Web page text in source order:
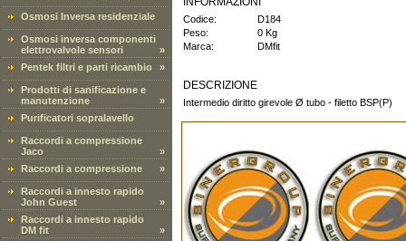
Osmosi Inversa residenziale
Osmosi inversa componenti
elettrovalvole sensori
»
Pentek filtri e parti ricambio
»
Prodotti di sanificazione e
manutenzione
»
Purificatori sopralavello
Raccordi a compressione
Jaco
»
Raccordi a compressione
»
Raccordi a innesto rapido
John Guest
»
Raccordi a innesto rapido
DM fit
»
Codice:
D184
Peso:
0 Kg
Marca:
DMfit
DESCRIZIONE
Intermedio diritto girevole Ø tubo - filetto BSP(P)